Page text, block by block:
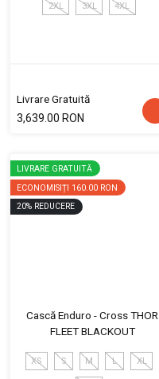
2XL 3XL 4XL
Livrare Gratuită
3,639.00 RON
LIVRARE GRATUITĂ
ECONOMISIȚI 160.00 RON
20% REDUCERE
Cască Enduro - Cross THOR
FLEET BLACKOUT
XS S M L XL